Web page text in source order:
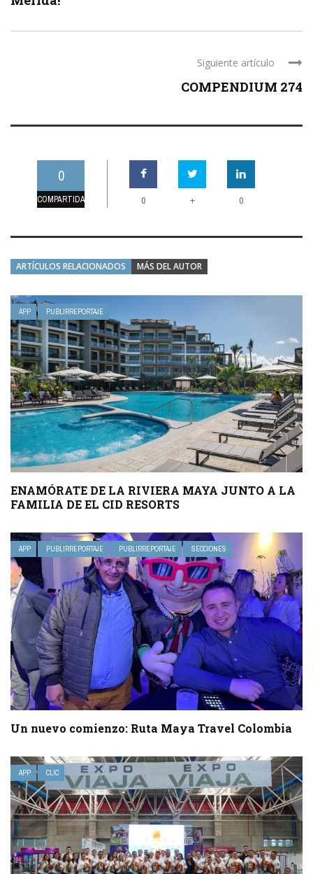
Siguiente artículo
COMPENDIUM 274
0
COMPARTIDAS 0 + 0
ARTÍCULOS RELACIONADOS MÁS DEL AUTOR
APP PUBLIRREPORTAJE
ENAMÓRATE DE LA RIVIERA MAYA JUNTO A LA
FAMILIA DE EL CID RESORTS
APP PUBLIRREPORTAJE PUBLIRREPORTAJE SECCIONES
Un nuevo comienzo: Ruta Maya Travel Colombia
APP CLIC